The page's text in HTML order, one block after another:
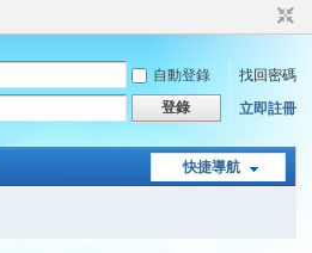
自動登錄
找回密碼
登錄 立即註冊
快捷導航